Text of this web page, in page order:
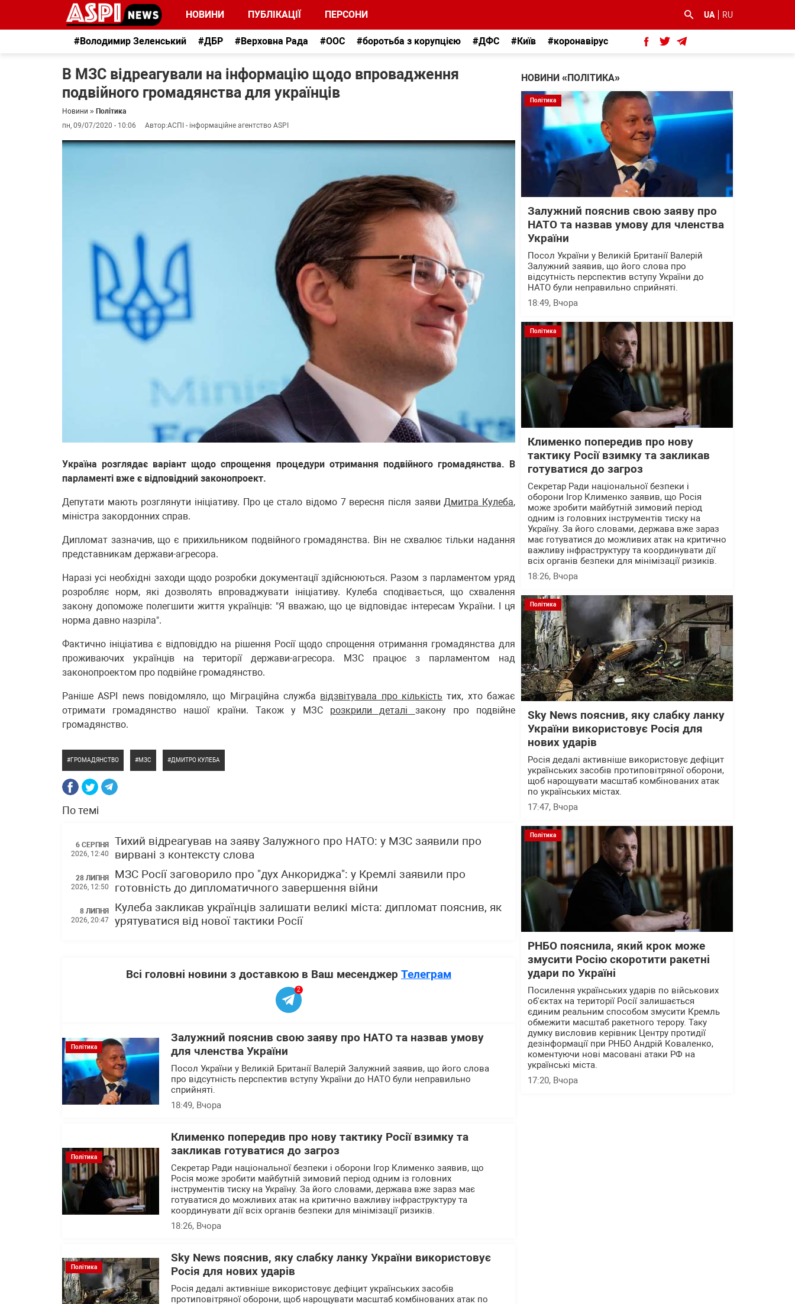
НОВИНИ ПУБЛІКАЦІЇ ПЕРСОНИ UA RU
#Володимир Зеленський #ДБР #Верховна Рада #ООС #боротьба з корупцією #ДФС #Київ #коронавірус
В МЗС відреагували на інформацію щодо впровадження
подвійного громадянства для українців
Новини » Політика
пн, 09/07/2020 - 10:06
Автор:АСПІ - інформаційне агентство ASPI
Україна розглядає варіант щодо спрощення процедури отримання подвійного громадянства. В
парламенті вже є відповідний законопроект.
Депутати мають розглянути ініціативу. Про це стало відомо 7 вересня після заявиДмитра Кулеба,
міністра закордонних справ.
Дипломат зазначив, що є прихильником подвійного громадянства. Він не схвалює тільки надання
представникам держави-агресора.
Наразі усі необхідні заходи щодо розробки документації здійснюються. Разом з парламентом уряд
розробляє норм, які дозволять впроваджувати ініціативу. Кулеба сподівається, що схвалення
закону допоможе полегшити життя українців: "Я вважаю, що це відповідає інтересам України. І ця
норма давно назріла".
Фактично ініціатива є відповіддю на рішення Росії щодо спрощення отримання громадянства для
проживаючих українців на території держави-агресора. МЗС працює з парламентом над
законопроектом про подвійне громадянство.
Раніше ASPI news повідомляло, що Міграційна служба відзвітувала про кількість тих, хто бажає
отримати громадянство нашої країни. Також у МЗС розкрили деталі закону про подвійне
громадянство.
ГРОМАДЯНСТВО МЗС ДМИТРО КУЛЕБА
По темі
6 СЕРПНЯ
2026, 12:40
Тихий відреагував на заяву Залужного про НАТО: у МЗС заявили про
вирвані з контексту слова
28 ЛИПНЯ
2026, 12:50
МЗС Росії заговорило про "дух Анкориджа": у Кремлі заявили про
готовність до дипломатичного завершення війни
8 ЛИПНЯ
2026, 20:47
Кулеба закликав українців залишати великі міста: дипломат пояснив, як
урятуватися від нової тактики Росії
Всі головні новини з доставкою в Ваш месенджер Телеграм
2
Політика
Залужний пояснив свою заяву про НАТО та назвав умову
для членства України
Посол України у Великій Британії Валерій Залужний заявив, що його слова
про відсутність перспектив вступу України до НАТО були неправильно
сприйняті.
18:49, Вчора
Політика
Клименко попередив про нову тактику Росії взимку та
закликав готуватися до загроз
Секретар Ради національної безпеки і оборони Ігор Клименко заявив, що
Росія може зробити майбутній зимовий період одним із головних
інструментів тиску на Україну. За його словами, держава вже зараз має
готуватися до можливих атак на критично важливу інфраструктуру та
координувати дії всіх органів безпеки для мінімізації ризиків.
18:26, Вчора
Політика
Sky News пояснив, яку слабку ланку України використовує
Росія для нових ударів
Росія дедалі активніше використовує дефіцит українських засобів
протиповітряної оборони, щоб нарощувати масштаб комбінованих атак по
НОВИНИ «ПОЛІТИКА»
Політика
Залужний пояснив свою заяву про
НАТО та назвав умову для членства
України
Посол України у Великій Британії Валерій
Залужний заявив, що його слова про
відсутність перспектив вступу України до
НАТО були неправильно сприйняті.
18:49, Вчора
Політика
Клименко попередив про нову
тактику Росії взимку та закликав
готуватися до загроз
Секретар Ради національної безпеки і
оборони Ігор Клименко заявив, що Росія
може зробити майбутній зимовий період
одним із головних інструментів тиску на
Україну. За його словами, держава вже зараз
має готуватися до можливих атак на критично
важливу інфраструктуру та координувати дії
всіх органів безпеки для мінімізації ризиків.
18:26, Вчора
Політика
Sky News пояснив, яку слабку ланку
України використовує Росія для
нових ударів
Росія дедалі активніше використовує дефіцит
українських засобів протиповітряної оборони,
щоб нарощувати масштаб комбінованих атак
по українських містах.
17:47, Вчора
Політика
РНБО пояснила, який крок може
змусити Росію скоротити ракетні
удари по Україні
Посилення українських ударів по військових
об'єктах на території Росії залишається
єдиним реальним способом змусити Кремль
обмежити масштаб ракетного терору. Таку
думку висловив керівник Центру протидії
дезінформації при РНБО Андрій Коваленко,
коментуючи нові масовані атаки РФ на
українські міста.
17:20, Вчора